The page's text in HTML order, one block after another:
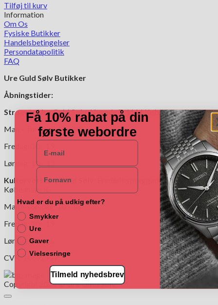
Tilføj til kurv
Information
Om Os
Fysiske Butikker
Handelsbetingelser
Persondatapolitik
FAQ
Ure Guld Sølv Butikker
Åbningstider:
Strøgets Ure Guld Sølv:Nygade 7, 1164 København K.
Man – Torsdag: 10 - 18
Fredag: 10 - 19
Lørdag: 10 - 17
Kultorvets Ure Guld Sølv:
Frederiksborggade 4,1360
København K.
Man – Torsdag: 10 - 18
Fredag: 10 - 19
Lørdag: 10 - 16
CVR: 10692997
Copyright 2026 ©Ure Guld Sølv
Få 10% rabat på din
første webordre
E-mail
Navn
Hvad er du på udkig efter?
Smykker
Ure
Gaver
Vielsesringe
Tilmeld nyhedsbrev